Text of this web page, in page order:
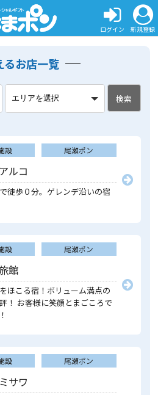
ログイン 新規登録
るお店一覧
検索
設 尾瀬ポン
ルコ
徒歩０分。ゲレンデ沿いの宿
設 尾瀬ポン
館
ほこる宿！ボリューム満点の
！ お客様に笑顔とまごころで
設 尾瀬ポン
サワ